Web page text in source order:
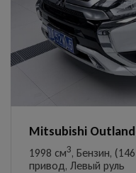
Mitsubishi
1998 см3, Бензин,
привод, Левый руль